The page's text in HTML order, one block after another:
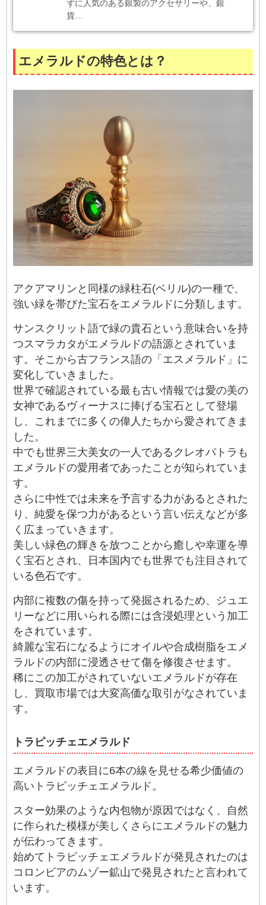
ずに人気のある銀製のアクセサリーや、銀
貨…
エメラルドの特色とは？
アクアマリンと同様の緑柱石(ベリル)の一種で、
強い緑を帯びた宝石をエメラルドに分類します。
サンスクリット語で緑の貴石という意味合いを持
つスマラカタがエメラルドの語源とされていま
す。そこから古フランス語の「エスメラルド」に
変化していきました。
世界で確認されている最も古い情報では愛の美の
女神であるヴィーナスに捧げる宝石として登場
し、これまでに多くの偉人たちから愛されてきま
した。
中でも世界三大美女の一人であるクレオパトラも
エメラルドの愛用者であったことが知られていま
す。
さらに中性では未来を予言する力があるとされた
り、純愛を保つ力があるという言い伝えなどが多
く広まっていきます。
美しい緑色の輝きを放つことから癒しや幸運を導
く宝石とされ、日本国内でも世界でも注目されて
いる色石です。
内部に複数の傷を持って発掘されるため、ジュエ
リーなどに用いられる際には含浸処理という加工
をされています。
綺麗な宝石になるようにオイルや合成樹脂をエメ
ラルドの内部に浸透させて傷を修復させます。
稀にこの加工がされていないエメラルドが存在
し、買取市場では大変高価な取引がなされていま
す。
トラピッチェエメラルド
エメラルドの表目に6本の線を見せる希少価値の
高いトラピッチェエメラルド。
スター効果のような内包物が原因ではなく、自然
に作られた模様が美しくさらにエメラルドの魅力
が伝わってきます。
始めてトラピッチェエメラルドが発見されたのは
コロンビアのムゾー鉱山で発見されたと言われて
います。